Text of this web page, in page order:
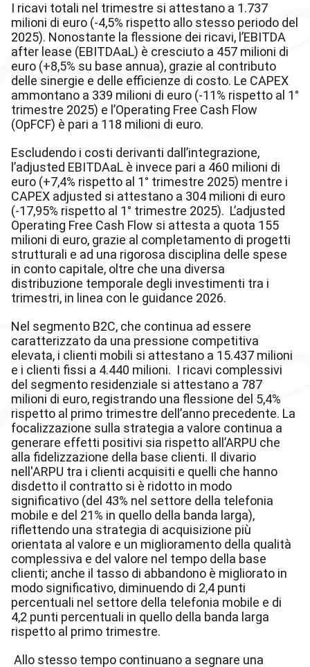
I ricavi totali nel trimestre si attestano a 1.737
milioni di euro (-4,5% rispetto allo stesso periodo del
2025). Nonostante la flessione dei ricavi, l’EBITDA
after lease (EBITDAaL) è cresciuto a 457 milioni di
euro (+8,5% su base annua), grazie al contributo
delle sinergie e delle efficienze di costo. Le CAPEX
ammontano a 339 milioni di euro (-11% rispetto al 1°
trimestre 2025) e l’Operating Free Cash Flow
(OpFCF) è pari a 118 milioni di euro.
Escludendo i costi derivanti dall’integrazione,
l’adjusted EBITDAaL è invece pari a 460 milioni di
euro (+7,4% rispetto al 1° trimestre 2025) mentre i
CAPEX adjusted si attestano a 304 milioni di euro
(-17,95% rispetto al 1° trimestre 2025). L’adjusted
Operating Free Cash Flow si attesta a quota 155
milioni di euro, grazie al completamento di progetti
strutturali e ad una rigorosa disciplina delle spese
in conto capitale, oltre che una diversa
distribuzione temporale degli investimenti tra i
trimestri, in linea con le guidance 2026.
Nel segmento B2C, che continua ad essere
caratterizzato da una pressione competitiva
elevata, i clienti mobili si attestano a 15.437 milioni
e i clienti fissi a 4.440 milioni. I ricavi complessivi
del segmento residenziale si attestano a 787
milioni di euro, registrando una flessione del 5,4%
rispetto al primo trimestre dell’anno precedente. La
focalizzazione sulla strategia a valore continua a
generare effetti positivi sia rispetto all’ARPU che
alla fidelizzazione della base clienti. Il divario
nell'ARPU tra i clienti acquisiti e quelli che hanno
disdetto il contratto si è ridotto in modo
significativo (del 43% nel settore della telefonia
mobile e del 21% in quello della banda larga),
riflettendo una strategia di acquisizione più
orientata al valore e un miglioramento della qualità
complessiva e del valore nel tempo della base
clienti; anche il tasso di abbandono è migliorato in
modo significativo, diminuendo di 2,4 punti
percentuali nel settore della telefonia mobile e di
4,2 punti percentuali in quello della banda larga
rispetto al primo trimestre.
Allo stesso tempo continuano a segnare una